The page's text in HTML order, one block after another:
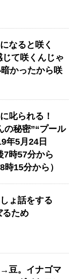
なると咲く
て咲くんじゃ
かったから咲
叱られる！
の秘密”“プール
年5月24日
7時57分から
時15分から）
ょ話をする
るため
豆。イナゴマ